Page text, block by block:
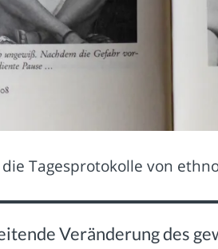
Tagesprotokolle von
Veränderung des